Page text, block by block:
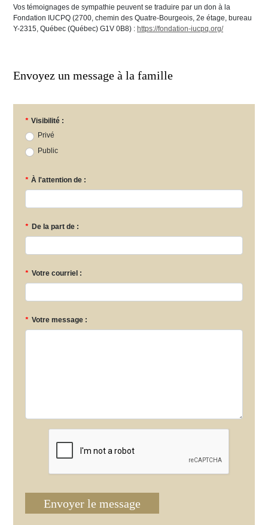
Vos témoignages de sympathie peuvent se traduire par un don à la
Fondation IUCPQ (2700, chemin des Quatre-Bourgeois, 2e étage, bureau
Y-2315, Québec (Québec) G1V 0B8) : https://fondation-iucpq.org/
Envoyez un message à la famille
* Visibilité :
Privé
Public
* À l'attention de :
* De la part de :
* Votre courriel :
* Votre message :
Envoyer le message